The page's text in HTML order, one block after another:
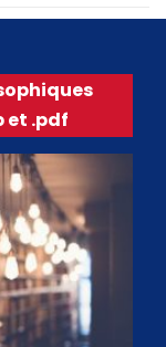
et .pdf